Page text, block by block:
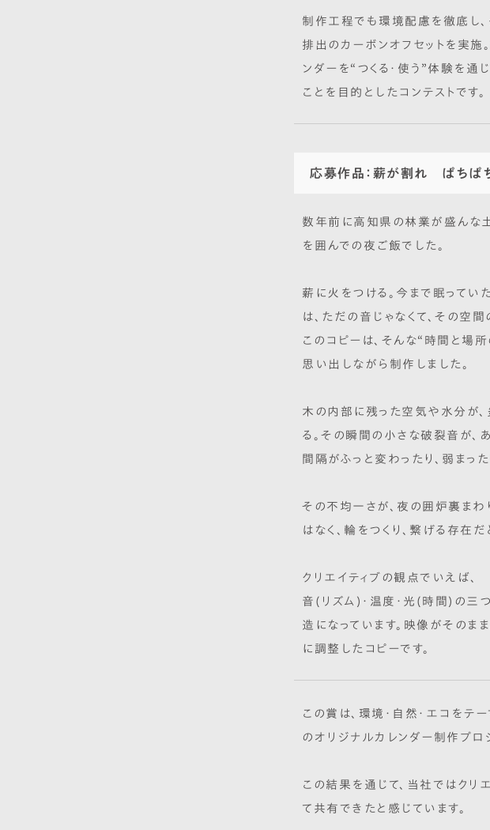
制作工程でも環境配慮を徹底し、
排出のカーボンオフセットを実施
ンダーを“つくる・使う”体験を通
ことを目的としたコンテストです。
応募作品：薪が割れ ぱちぱ
数年前に高知県の林業が盛んな
を囲んでの夜ご飯でした。
薪に火をつける。今まで眠って
は、ただの音じゃなくて、その空
このコピーは、そんな“時間と場
思い出しながら制作しました。
木の内部に残った空気や水分が
る。その瞬間の小さな破裂音が、
間隔がふっと変わったり、弱まった
その不均一さが、夜の囲炉裏ま
はなく、輪をつくり、繋げる存在
クリエイティブの観点でいえば、
音(リズム)・温度・光(時間)の三
造になっています。映像がその
に調整したコピーです。
この賞は、環境・自然・エコをテ
のオリジナルカレンダー制作プロ
この結果を通じて、当社ではク
て共有できたと感じています。